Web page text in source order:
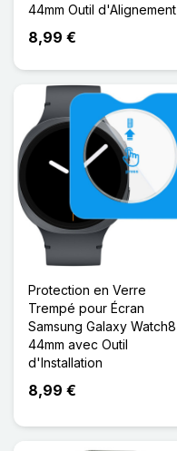
44mm Outil d'Alignement
8,99 €
Protection en Verre
Trempé pour Écran
Samsung Galaxy Watch8
44mm avec Outil
d'Installation
8,99 €